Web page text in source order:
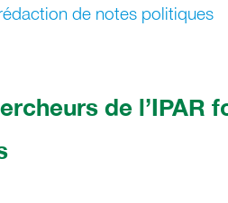
de notes politiques
de l’IPAR